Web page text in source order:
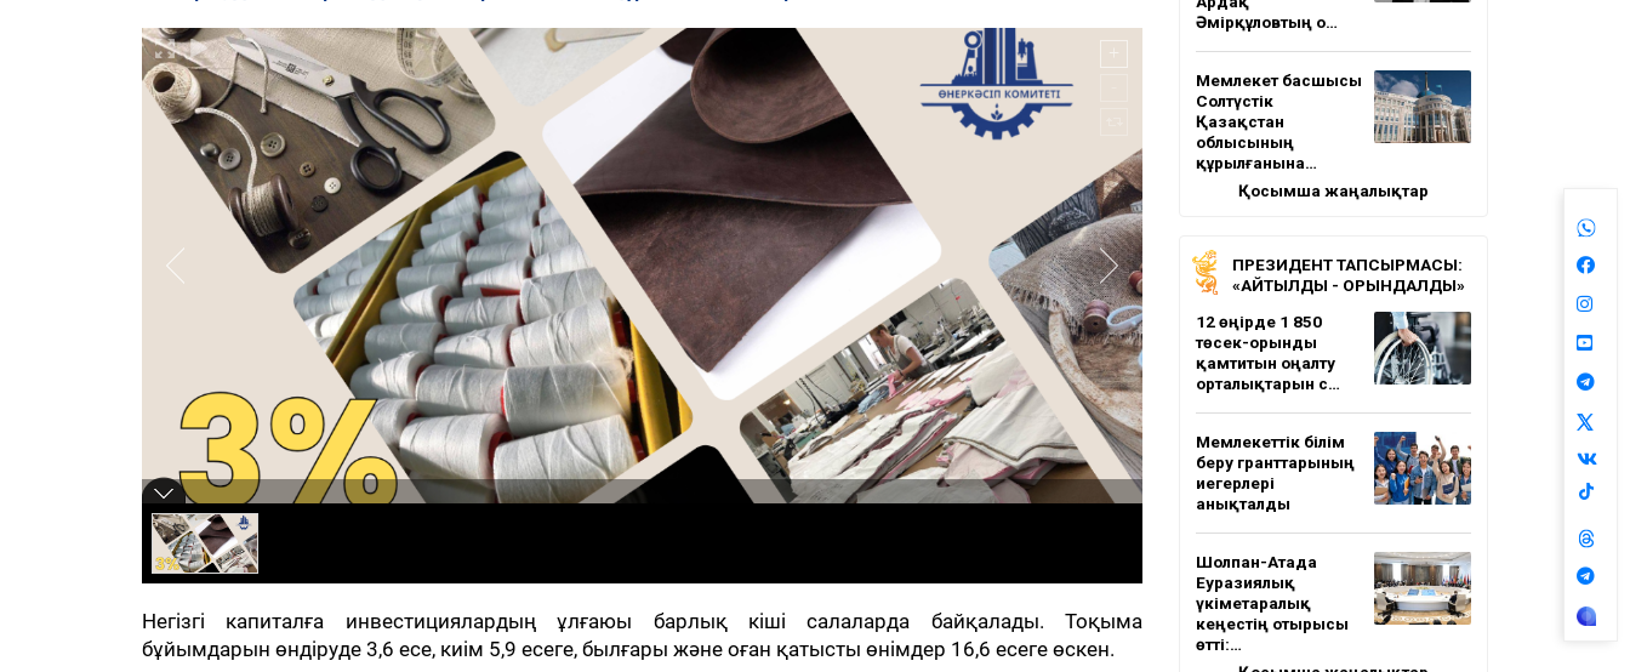
Негізгі капиталға инвестициялардың ұлғаюы барлық кіші салаларда байқалады. Тоқыма
бұйымдарын өндіруде 3,6 есе, киім 5,9 есеге, былғары және оған қатысты өнімдер 16,6 есеге өскен.
Әмірқұловтың о…
Мемлекет басшысы
Солтүстік
Қазақстан
облысының
құрылғанына…
Қосымша жаңалықтар
ПРЕЗИДЕНТ ТАПСЫРМАСЫ:
«АЙТЫЛДЫ - ОРЫНДАЛДЫ»
12 өңірде 1 850
төсек-орынды
қамтитын оңалту
орталықтарын с…
Мемлекеттік білім
беру гранттарының
иегерлері
анықталды
Шолпан-Атада
Еуразиялық
үкіметаралық
кеңестің отырысы
өтті:…